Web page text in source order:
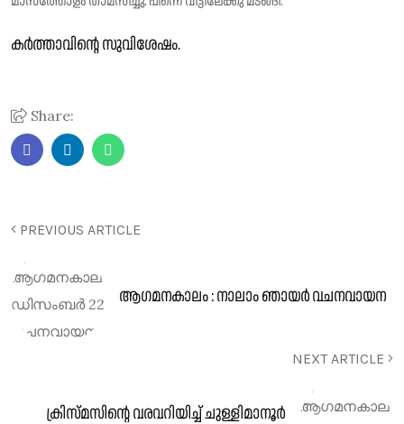
കർത്താവിന്റെ സുവിശേഷം.
Share:
PREVIOUS ARTICLE
ആഗമനകാലം : നാലാം ഞായർ വചനവായന
NEXT ARTICLE
ക്രിസ്മസിൻ്റെ വരവറിയിച്ച് ചുള്ളിമാനൂർ